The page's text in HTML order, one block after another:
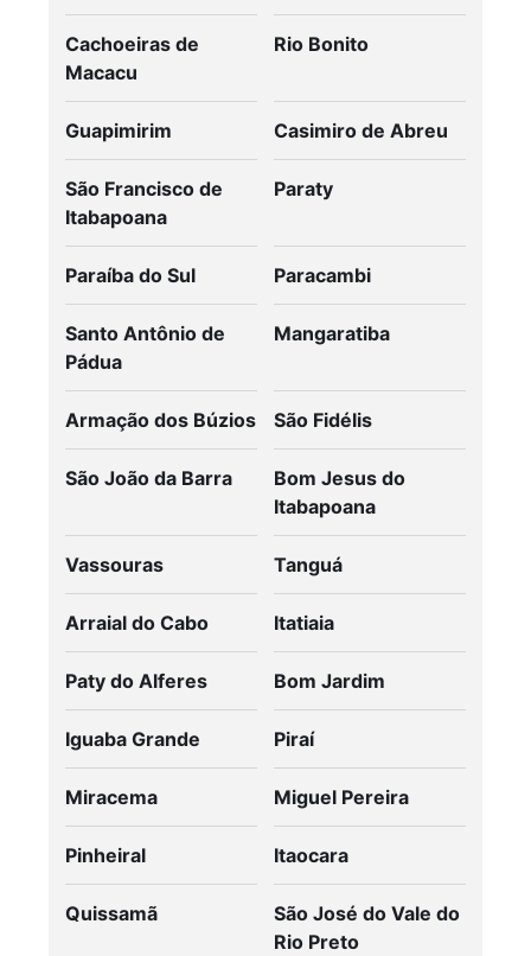
Cachoeiras de
Macacu
Rio Bonito
Guapimirim Casimiro de Abreu
São Francisco de
Itabapoana
Paraty
Paraíba do Sul Paracambi
Santo Antônio de
Pádua
Mangaratiba
Armação dos Búzios São Fidélis
São João da Barra
Bom Jesus do
Itabapoana
Vassouras Tanguá
Arraial do Cabo Itatiaia
Paty do Alferes Bom Jardim
Iguaba Grande Piraí
Miracema Miguel Pereira
Pinheiral Itaocara
Quissamã
São José do Vale do
Rio Preto